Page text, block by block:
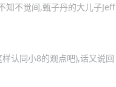
知不觉间,甄子丹的大儿子Jeff
认同小8的观点吧),话又说回